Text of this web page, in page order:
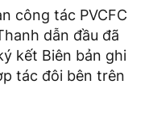
công tác PVCFC
dẫn đầu đã
kết Biên bản ghi
tác đôi bên trên